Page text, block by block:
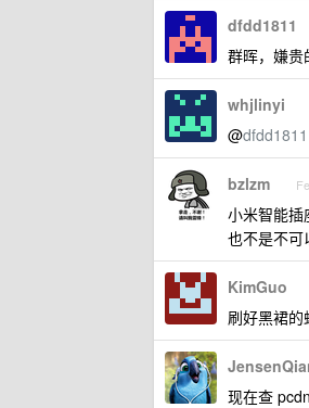
dfdd1811
群晖，嫌贵
whjlinyi
@dfdd1811
bzlzm
小米智能插
也不是不可
KimGuo
刷好黑裙
现在查